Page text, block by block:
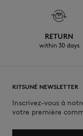
RETURN
within 30 days
KITSUNÉ NEWSLETTER
Inscrivez-vous à
votre première